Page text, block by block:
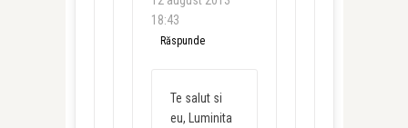
18:43
Răspunde
Te salut si
eu, Luminita